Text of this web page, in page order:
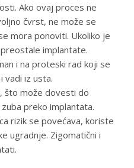
Ako ovaj proces ne
čvrst, ne može se
mora ponoviti. Ukoliko je
implantate.
i na proteski rad koji se
vadi iz usta.
što može dovesti do
preko implantata.
rizik se povećava, koriste
ugradnje. Zigomatični i